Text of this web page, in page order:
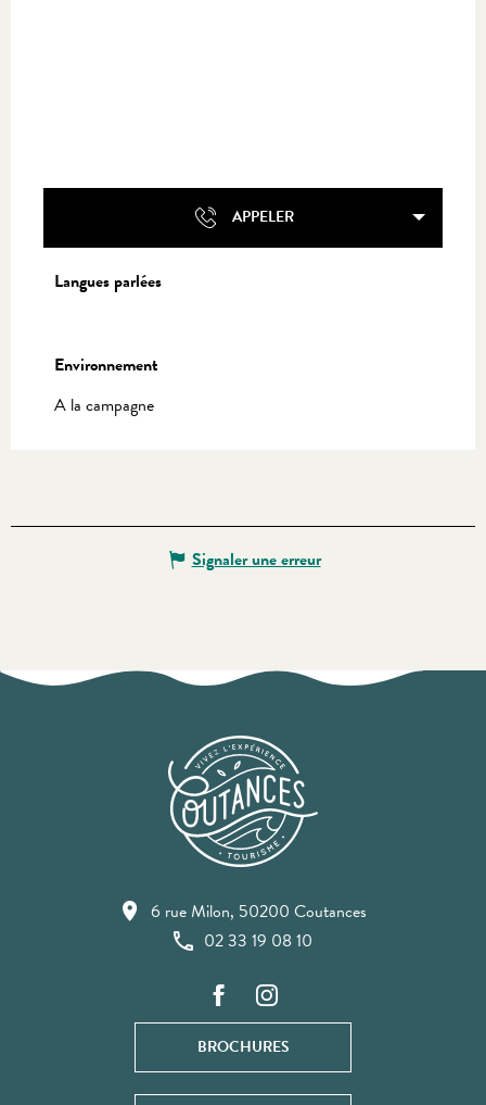
APPELER
Langues parlées
Langues parlées
Environnement
Environnement
A la campagne
Signaler une erreur
6 rue Milon, 50200 Coutances
02 33 19 08 10
BROCHURES